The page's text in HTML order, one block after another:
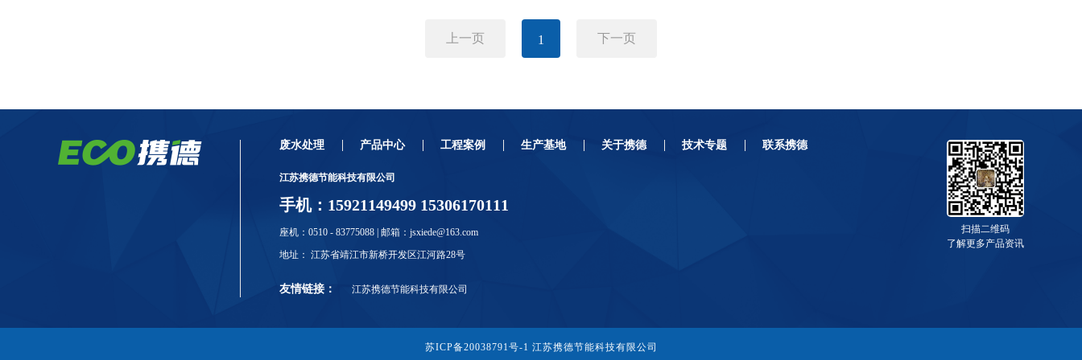
上一页 1 下一页
废水处理 产品中心 工程案例 生产基地 关于携德 技术专题 联系携德
江苏携德节能科技有限公司
手机：15921149499 15306170111
座机：0510 - 83775088 | 邮箱：jsxiede@163.com
地址： 江苏省靖江市新桥开发区江河路28号
友情链接： 江苏携德节能科技有限公司
扫描二维码
了解更多产品资讯
苏ICP备20038791号-1 江苏携德节能科技有限公司